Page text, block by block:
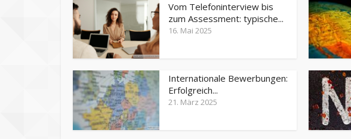
Vom Telefoninterview bis
zum Assessment: typische...
16. Mai 2025
Internationale Bewerbungen:
Erfolgreich...
21. März 2025